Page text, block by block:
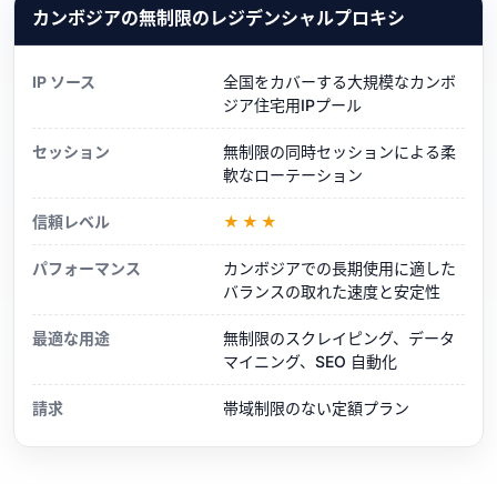
カンボジアの無制限のレジデンシャルプロキシ
IP ソース
全国をカバーする大規模なカンボ
ジア住宅用IPプール
セッション
無制限の同時セッションによる柔
軟なローテーション
信頼レベル ★★★
パフォーマンス
カンボジアでの長期使用に適した
バランスの取れた速度と安定性
最適な用途
無制限のスクレイピング、データ
マイニング、SEO 自動化
請求 帯域制限のない定額プラン